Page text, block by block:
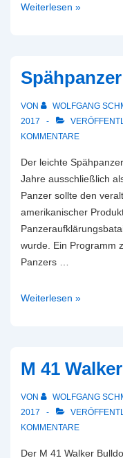
Spähpanzer
Weiterlesen »
VON WOLFGANG
2017
KOMMENTARE
Der leichte
Jahre ausschließlich
Panzer sollte den
amerikanischer
wurde. Ein Programm
Panzers …
Spähpanzer
Weiterlesen »
M 41
VON WOLFGANG
2017
KOMMENTARE
Der M 41 Walker